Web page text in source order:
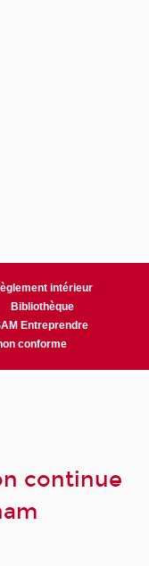
intérieur
Bibliothèque
Entreprendre
conforme
continue